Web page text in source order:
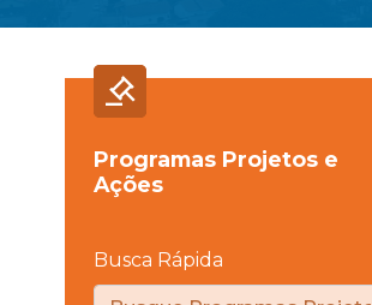
Programas Projetos e
Ações
Busca Rápida